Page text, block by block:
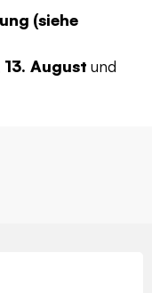
(siehe
August und